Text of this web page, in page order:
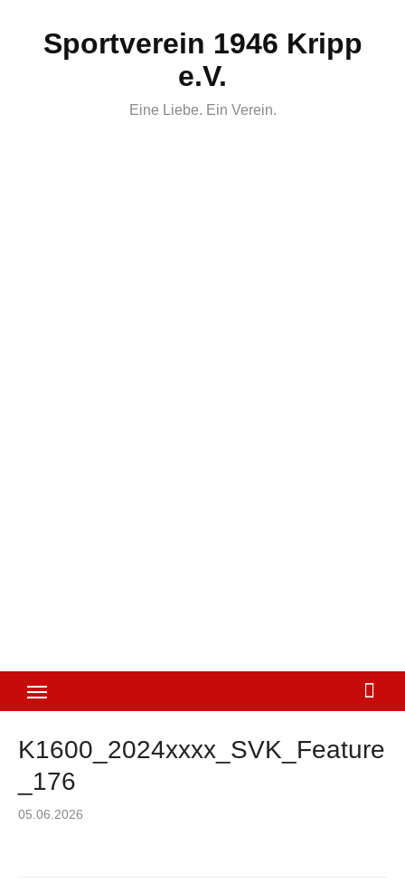
Sportverein 1946 Kripp
e.V.
Eine Liebe. Ein Verein.
K1600_2024xxxx_SVK_Feature
_176
Posted
05.06.2026